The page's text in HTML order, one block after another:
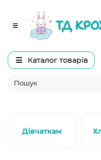
Каталог товарів
Дівчаткам